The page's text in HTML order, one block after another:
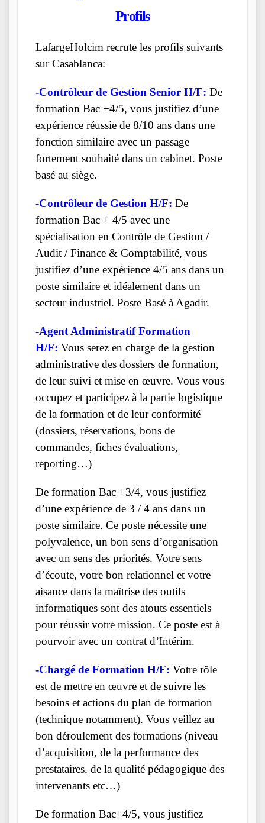
Profils
LafargeHolcim recrute les profils suivants
sur Casablanca:
-Contrôleur de Gestion Senior H/F: De
formation Bac +4/5, vous justifiez d’une
expérience réussie de 8/10 ans dans une
fonction similaire avec un passage
fortement souhaité dans un cabinet. Poste
basé au siège.
-Contrôleur de Gestion H/F: De
formation Bac + 4/5 avec une
spécialisation en Contrôle de Gestion /
Audit / Finance & Comptabilité, vous
justifiez d’une expérience 4/5 ans dans un
poste similaire et idéalement dans un
secteur industriel. Poste Basé à Agadir.
-Agent Administratif Formation
H/F: Vous serez en charge de la gestion
administrative des dossiers de formation,
de leur suivi et mise en œuvre. Vous vous
occupez et participez à la partie logistique
de la formation et de leur conformité
(dossiers, réservations, bons de
commandes, fiches évaluations,
reporting…)
De formation Bac +3/4, vous justifiez
d’une expérience de 3 / 4 ans dans un
poste similaire. Ce poste nécessite une
polyvalence, un bon sens d’organisation
avec un sens des priorités. Votre sens
d’écoute, votre bon relationnel et votre
aisance dans la maîtrise des outils
informatiques sont des atouts essentiels
pour réussir votre mission. Ce poste est à
pourvoir avec un contrat d’Intérim.
-Chargé de Formation H/F: Votre rôle
est de mettre en œuvre et de suivre les
besoins et actions du plan de formation
(technique notamment). Vous veillez au
bon déroulement des formations (niveau
d’acquisition, de la performance des
prestataires, de la qualité pédagogique des
intervenants etc…)
De formation Bac+4/5, vous justifiez